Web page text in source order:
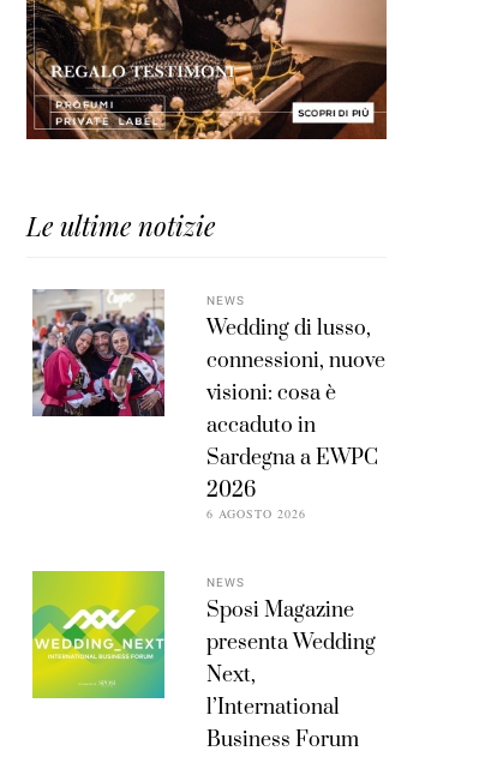
Le ultime notizie
NEWS
Wedding di lusso,
connessioni, nuove
visioni: cosa è
accaduto in
Sardegna a EWPC
2026
6 AGOSTO 2026
NEWS
Sposi Magazine
presenta Wedding
Next,
l’International
Business Forum